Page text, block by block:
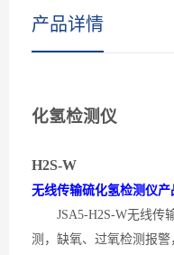
产品详情
化氢检测仪
H2S-W
无线传输硫化氢检测仪产
JSA5-H2S-W无线传
测，缺氧、过氧检测报